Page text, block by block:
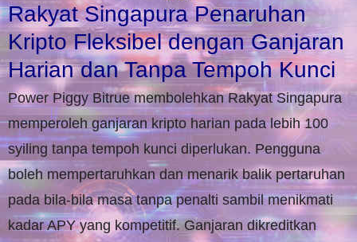
Rakyat Singapura Penaruhan
Kripto Fleksibel dengan Ganjaran
Harian dan Tanpa Tempoh Kunci
Power Piggy Bitrue membolehkan Rakyat Singapura
memperoleh ganjaran kripto harian pada lebih 100
syiling tanpa tempoh kunci diperlukan. Pengguna
boleh mempertaruhkan dan menarik balik pertaruhan
pada bila-bila masa tanpa penalti sambil menikmati
kadar APY yang kompetitif. Ganjaran dikreditkan